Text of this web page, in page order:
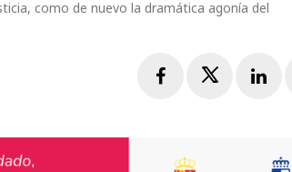
como de nuevo la dramática agonía del
FacebookTwitter